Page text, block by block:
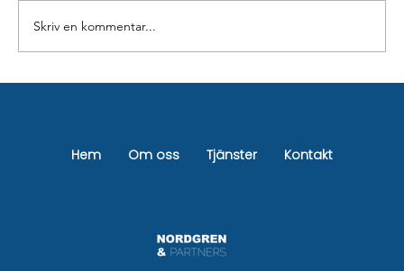
Skriv en kommentar...
Hem Om oss Tjänster Kontakt